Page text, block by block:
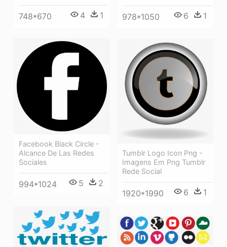
978*1050 6 1
748*670 4 1
Facebook Black Circle -
Alcance De Las Redes
Sociales
994*1024 5 2
Tumblr Logo Icon Png -
Imagens Em Png Tumblr
Rede Social
1920*1990 6 1